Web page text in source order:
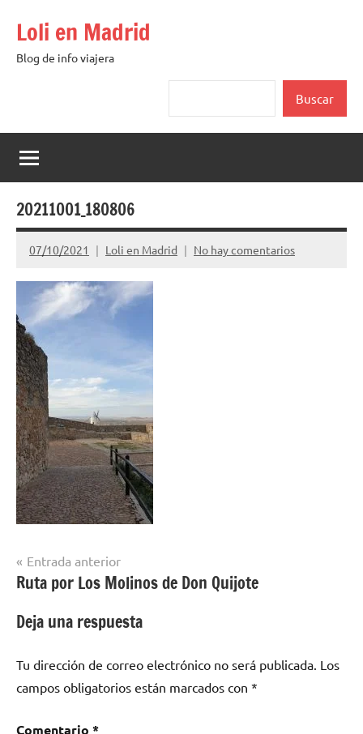
contenido
Loli en Madrid
Blog de info viajera
Buscar
20211001_180806
07/10/2021 Loli en Madrid No hay comentarios
Navegación
de
entradas
Entrada anterior
Ruta por Los Molinos de Don Quijote
Deja una respuesta
Tu dirección de correo electrónico no será publicada. Los
campos obligatorios están marcados con *
Comentario *